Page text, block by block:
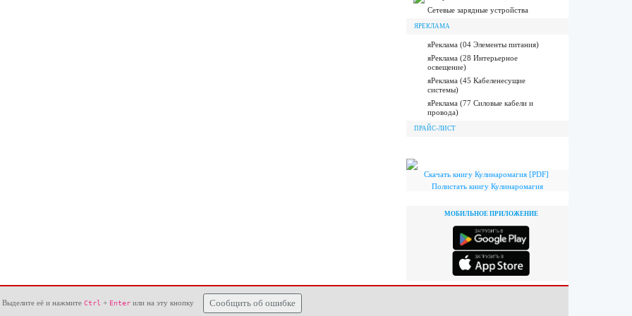
Сетевые зарядные устройства
ЯРЕКЛАМА
яРеклама (04 Элементы питания)
яРеклама (28 Интерьерное
освещение)
яРеклама (45 Кабеленесущие
системы)
яРеклама (77 Силовые кабели и
провода)
ПРАЙС-ЛИСТ
Скачать книгу Кулинаромагия [PDF]
Полистать книгу Кулинаромагия
МОБИЛЬНОЕ ПРИЛОЖЕНИЕ
её и нажмите Ctrl + Enterили на эту кнопку Сообщить об ошибке